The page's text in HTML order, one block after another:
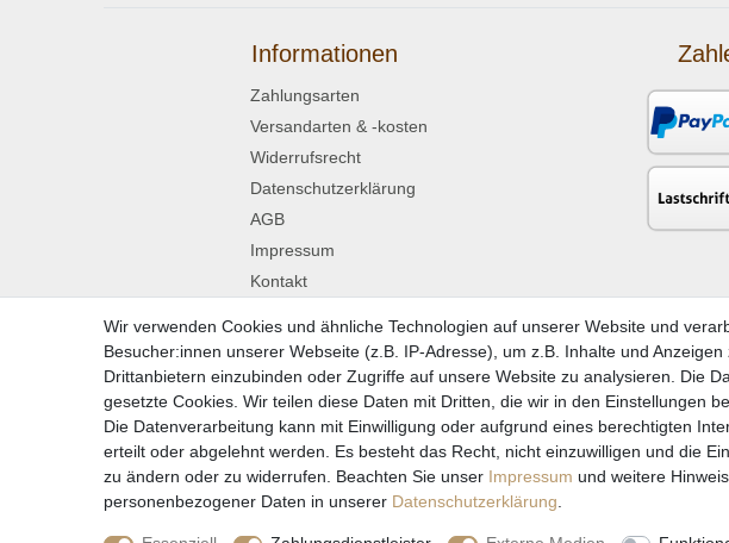
Informationen
Zahlungsarten
Versandarten & -kosten
Widerrufsrecht
Datenschutzerklärung
AGB
Impressum
Kontakt
Widerrufsformular
* Alle Preise inkl. gesetzl. Mehrwertsteuer zzgl.
** Gilt für Lieferungen
Wir verwenden Cookies und ähnliche Technologien auf unserer Website und
Besucher:innen unserer Webseite (z.B. IP-Adresse), um z.B. Inhalte und
Drittanbietern einzubinden oder Zugriffe auf unsere Website zu analysieren. Die
gesetzte Cookies. Wir teilen diese Daten mit Dritten, die wir in den Einstellungen
Die Datenverarbeitung kann mit Einwilligung oder aufgrund eines berechtigten
erteilt oder abgelehnt werden. Es besteht das Recht, nicht einzuwilligen und die
zu ändern oder zu widerrufen. Beachten Sie unser Impressum und weitere
personenbezogener Daten in unserer Daten­schutz­erklärung